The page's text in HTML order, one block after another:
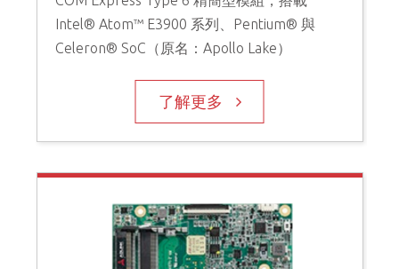
Intel® Atom™ E3900 系列、Pentium® 與
Celeron® SoC（原名：Apollo Lake）
了解更多